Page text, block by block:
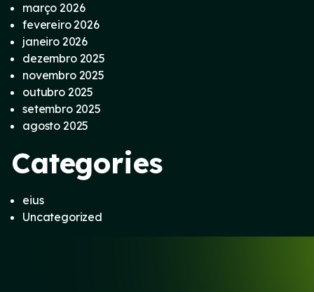
março 2026
fevereiro 2026
janeiro 2026
dezembro 2025
novembro 2025
outubro 2025
setembro 2025
agosto 2025
Categories
eius
Uncategorized